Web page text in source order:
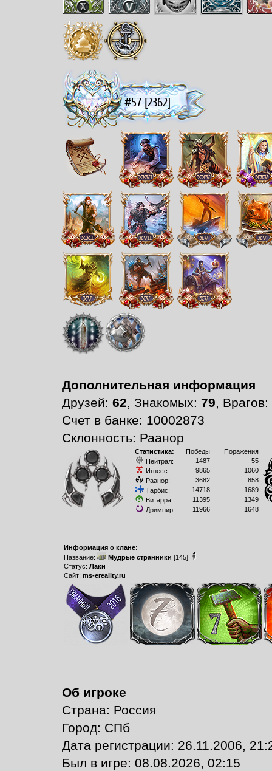
#57 [2362]
Дополнительная информация
Друзей: 62, Знакомых: 79, Врагов:
Счет в банке: 10002873
Склонность: Раанор
Статистика: Победы
Поражения
Нейтрал:
1487
55
Игнесс:
9865
1060
Раанор:
3682
858
Тарбис:
14718
1689
Витарра:
11395
1349
Дримнир:
11966 1648
Информация о клане:
Название:
Мудрые странники [145]
Статус: Лаки
Сайт: ms-ereality.ru
Об игроке
Страна: Россия
Город: СПб
Дата регистрации: 26.11.2006,
Был в игре: 08.08.2026, 02:15